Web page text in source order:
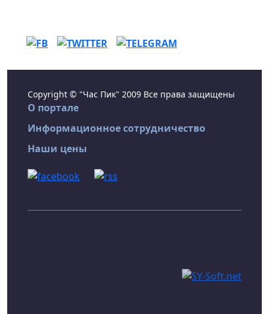
Copyright © "Час Пик" 2009 Все права защищены
О портале
Информационное сотрудничество
Наши цены